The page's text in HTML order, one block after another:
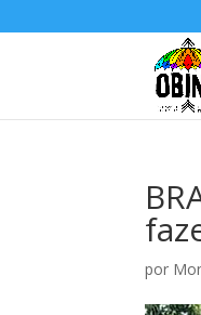
por